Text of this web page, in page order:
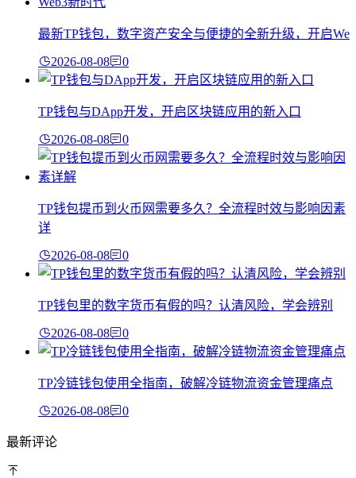
最新TP钱包，数字资产安全与便捷的全新升级，开启We
2026-08-08 0
TP钱包与DApp开发，开启区块链应用的新入口
2026-08-08 0
TP钱包提币到火币网需要多久？全流程时效与影响因素
详
2026-08-08 0
TP钱包里的数字货币有假的吗？认清风险，学会辨别
2026-08-08 0
TP冷链钱包使用全指南，破解冷链物流资金管理痛点
2026-08-08 0
最新评论